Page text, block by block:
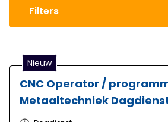
Filters
Nieuw
CNC Operator /
Metaaltechniek